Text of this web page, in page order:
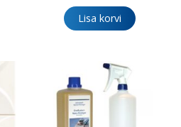
Lisa korvi